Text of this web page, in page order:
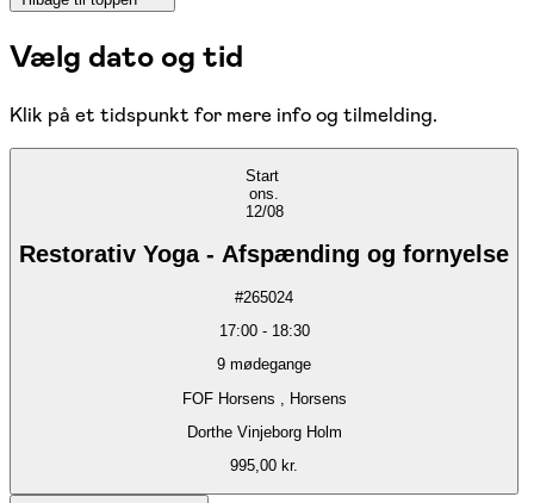
Vælg dato og tid
Klik på et tidspunkt for mere info og tilmelding.
Start
ons.
12/08
Restorativ Yoga - Afspænding og fornyelse
#265024
17:00- 18:30
9 mødegange
FOF Horsens , Horsens
Dorthe Vinjeborg Holm
995,00 kr.